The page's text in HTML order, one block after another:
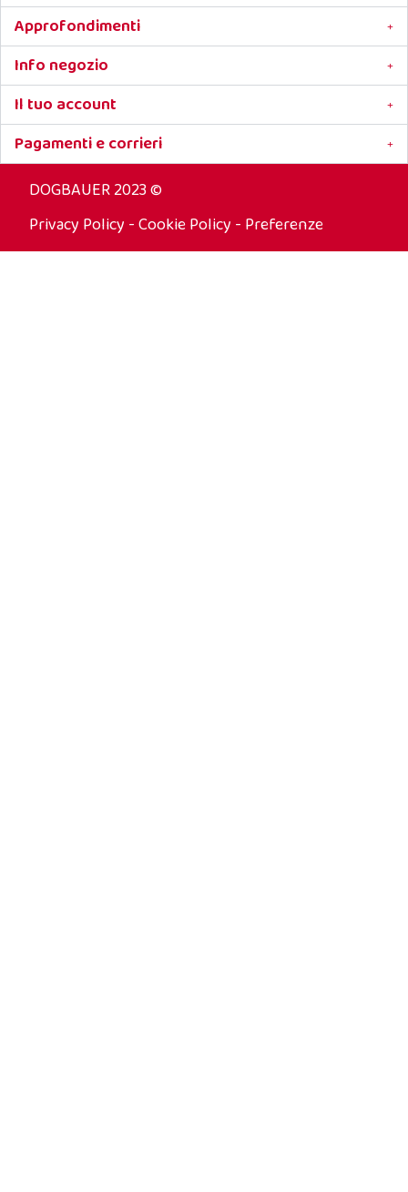
Approfondimenti
Info negozio
Il tuo account
Pagamenti e corrieri
DOGBAUER 2023 ©
Privacy Policy -Cookie Policy - Preferenze